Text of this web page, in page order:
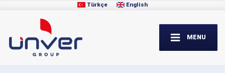
Türkçe English
MENU